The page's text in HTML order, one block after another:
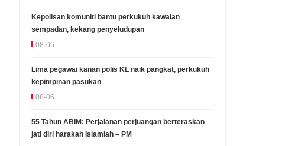
Kepolisan komuniti bantu perkukuh kawalan
sempadan, kekang penyeludupan
08-06
Lima pegawai kanan polis KL naik pangkat, perkukuh
kepimpinan pasukan
08-06
55 Tahun ABIM: Perjalanan perjuangan berteraskan
jati diri harakah Islamiah – PM